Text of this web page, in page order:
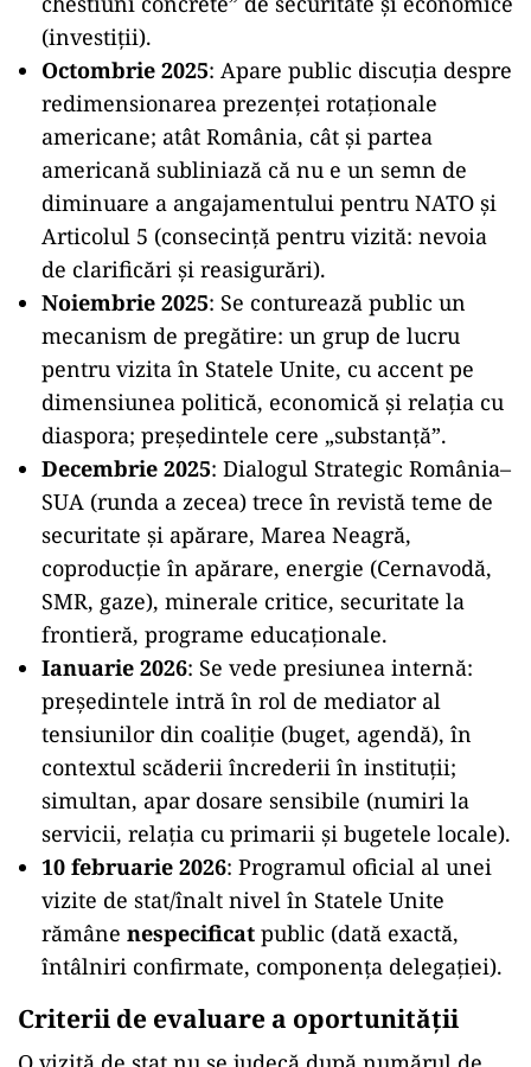
(investiții).
Octombrie 2025: Apare public discuția despre
redimensionarea prezenței rotaționale
americane; atât România, cât și partea
americană subliniază că nu e un semn de
diminuare a angajamentului pentru NATO și
Articolul 5 (consecință pentru vizită: nevoia
de clarificări și reasigurări).
Noiembrie 2025: Se conturează public un
mecanism de pregătire: un grup de lucru
pentru vizita în Statele Unite, cu accent pe
dimensiunea politică, economică și relația cu
diaspora; președintele cere „substanță”.
Decembrie 2025: Dialogul Strategic România–
SUA (runda a zecea) trece în revistă teme de
securitate și apărare, Marea Neagră,
coproducție în apărare, energie (Cernavodă,
SMR, gaze), minerale critice, securitate la
frontieră, programe educaționale.
Ianuarie 2026: Se vede presiunea internă:
președintele intră în rol de mediator al
tensiunilor din coaliție (buget, agendă), în
contextul scăderii încrederii în instituții;
simultan, apar dosare sensibile (numiri la
servicii, relația cu primarii și bugetele locale).
10 februarie 2026: Programul oficial al unei
vizite de stat/înalt nivel în Statele Unite
rămâne nespecificat public (dată exactă,
întâlniri confirmate, componența delegației).
Criterii de evaluare a oportunității